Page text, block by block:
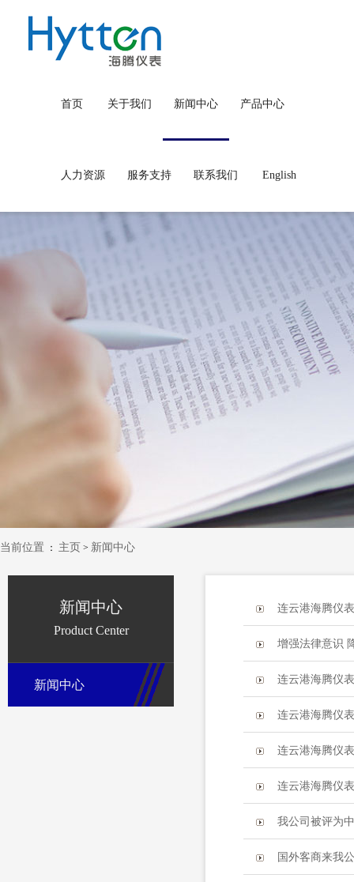
首页 关于我们 新闻中心 产品中心
人力资源 服务支持 联系我们 English
当前位置 ： 主页 > 新闻中心
新闻中心
Product Center
新闻中心
连云港海腾仪
增强法律意识
连云港海腾仪
连云港海腾仪
连云港海腾仪
连云港海腾仪
我公司被评为
国外客商来我